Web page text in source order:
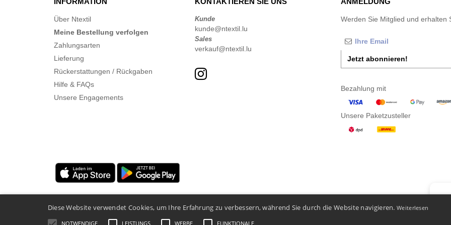
Über Ntextil
Meine Bestellung verfolgen
Zahlungsarten
Lieferung
Rückerstattungen / Rückgaben
Hilfe & FAQs
Unsere Engagements
Kunde
kunde@ntextil.lu
Sales
verkauf@ntextil.lu
Werden Sie Mitglied und erhalten
Jetzt abonnieren!
Bezahlung mit
Unsere Paketzusteller
Diese Website verwendet Cookies, um Ihre Erfahrung zu verbessern, während Sie durch die Website navigieren.Weiterlesen
NOTWENDIGE LEISTUNGS WERBE FUNKTIONALE